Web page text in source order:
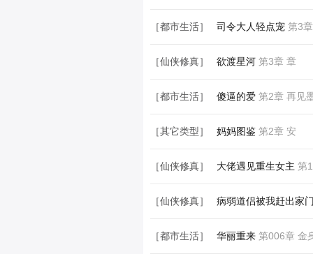
［都市生活］ 司令大人轻点宠 第3
［仙侠修真］ 欲渡星河 第3章 章
［都市生活］ 傻逼的爱 第2章 再见
［其它类型］ 妈妈图鉴 第2章 安
［仙侠修真］ 大佬遇见重生女主 第
［仙侠修真］ 病弱道侣被我赶出家
［都市生活］ 华丽重来 第006章 金